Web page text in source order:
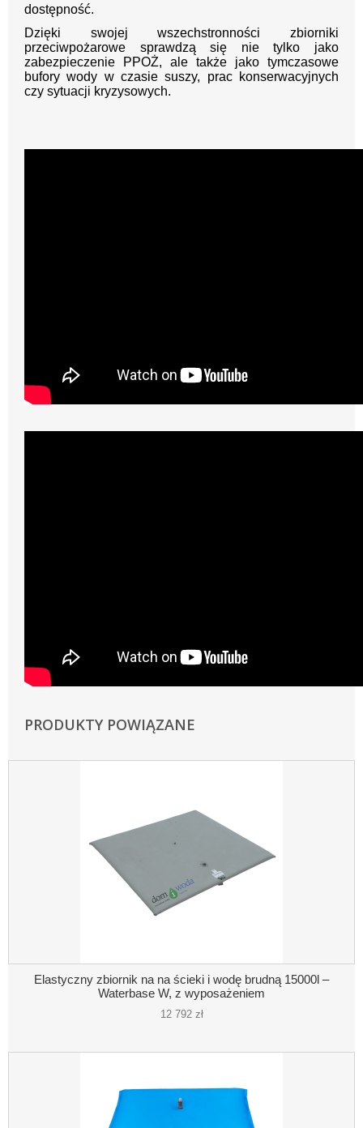
dostępność.
Dzięki swojej wszechstronności zbiorniki
przeciwpożarowe sprawdzą się nie tylko jako
zabezpieczenie PPOŻ, ale także jako tymczasowe
bufory wody w czasie suszy, prac konserwacyjnych
czy sytuacji kryzysowych.
PRODUKTY POWIĄZANE
Elastyczny zbiornik na na ścieki i wodę brudną 15000l –
Waterbase W, z wyposażeniem
12 792 zł